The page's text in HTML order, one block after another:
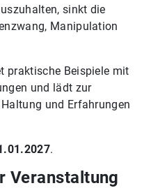
sinkt die
Manipulation
praktische Beispiele mit
und lädt zur
und Erfahrungen
.
Veranstaltung